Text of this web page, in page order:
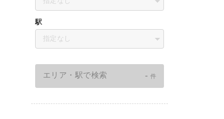
駅
指定なし
エリア・駅で検索 - 件